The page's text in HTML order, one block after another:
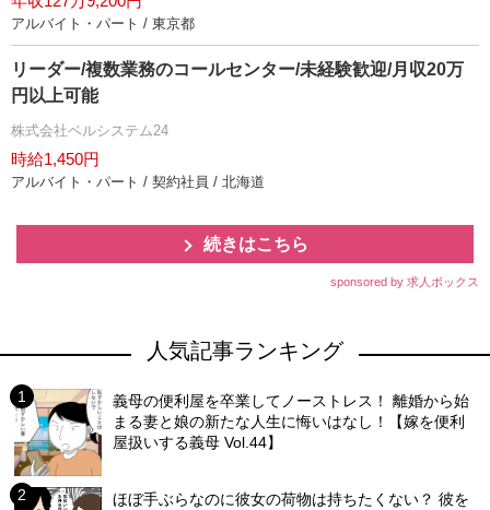
アルバイト・パート / 東京都
リーダー/複数業務のコールセンター/未経験歓迎/月収20万
円以上可能
株式会社ベルシステム24
時給1,450円
アルバイト・パート / 契約社員 / 北海道
続きはこちら
sponsored by 求人ボックス
人気記事ランキング
義母の便利屋を卒業してノーストレス！ 離婚から始
まる妻と娘の新たな人生に悔いはなし！【嫁を便利
屋扱いする義母 Vol.44】
ほぼ手ぶらなのに彼女の荷物は持ちたくない？ 彼を